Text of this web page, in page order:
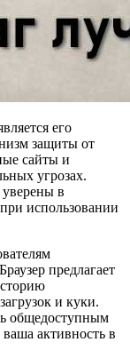
его
защиты от
сайты и
угрозах.
уверены в
использовании
предлагает
и куки.
общедоступным
активность в